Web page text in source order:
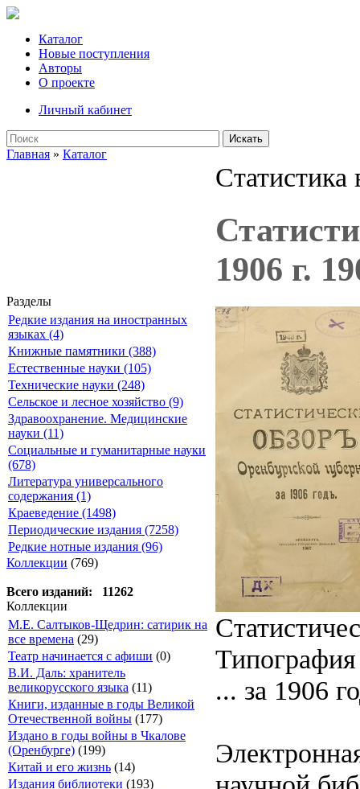
Каталог
Новые поступления
Авторы
О проекте
Личный кабинет
Искать
Главная » Каталог
Разделы
Редкие издания на иностранных
языках (4)
Книжные памятники (388)
Естественные науки (105)
Технические науки (248)
Сельское и лесное хозяйство (9)
Здравоохранение. Медицинские
науки (11)
Социальные и гуманитарные науки
(678)
Литература универсального
содержания (1)
Краеведение (1498)
Периодические издания (7258)
Редкие нотные издания (96)
Коллекции (769)
Всего изданий: 11262
Коллекции
М.Е. Салтыков-Щедрин: сатирик на
все времена (29)
Театр начинается с афиши (0)
В.И. Даль: хранитель
великорусского языка (11)
Книги, изданные в годы Великой
Отечественной войны (177)
Издано в годы войны в Чкалове
(Оренбурге) (199)
Китай и его жизнь (14)
Издания библиотеки (193)
Статистика
1906 г.
... за 1906